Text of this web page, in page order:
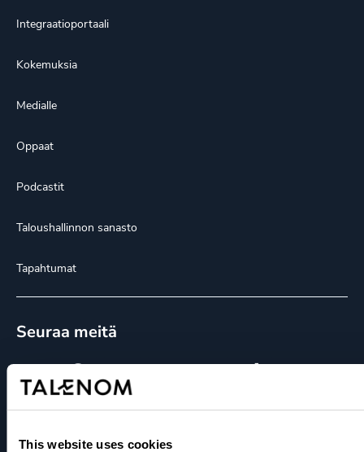
This website uses cookies
Integraatioportaali
Kokemuksia
Medialle
Oppaat
Podcastit
Taloushallinnon sanasto
Tapahtumat
Seuraa meitä